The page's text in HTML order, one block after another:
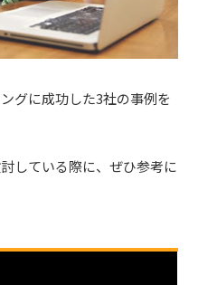
グに成功した3社の事例を
している際に、ぜひ参考に